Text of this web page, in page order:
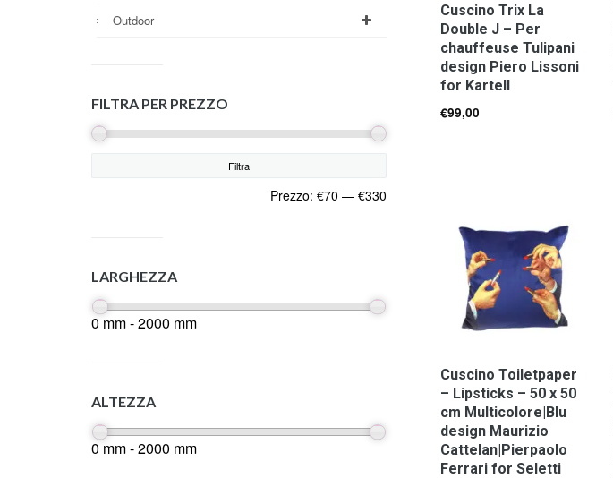
Cuscino Trix La
Double J – Per
chauffeuse Tulipani
design Piero Lissoni
for Kartell
€99,00
Cuscino Toiletpaper
– Lipsticks – 50 x 50
cm Multicolore|Blu
design Maurizio
Cattelan|Pierpaolo
Ferrari for Seletti
Outdoor
FILTRA PER PREZZO
Filtra
Prezzo: €70 — €330
LARGHEZZA
0 mm - 2000 mm
ALTEZZA
0 mm - 2000 mm